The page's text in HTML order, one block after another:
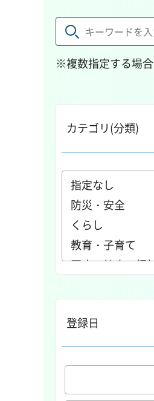
※複数指定する場
カテゴリ(分類)
登録日